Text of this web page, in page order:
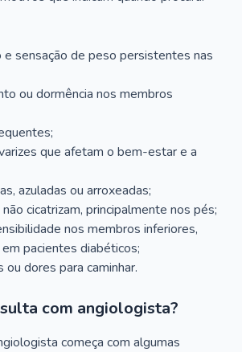
e sensação de peso persistentes nas
ou dormência nos membros
que afetam o bem-estar e a
azuladas ou arroxeadas;
cicatrizam, principalmente nos pés;
nos membros inferiores,
pacientes diabéticos;
ou dores para caminhar.
com angiologista?
começa com algumas